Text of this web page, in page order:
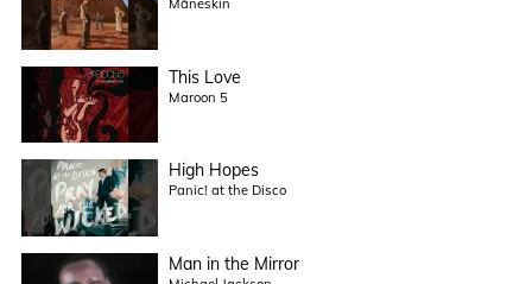
Måneskin
This Love
Maroon 5
High Hopes
Panic! at the Disco
Man in the Mirror